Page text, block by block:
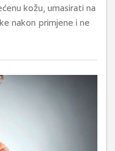
kožu, umasirati na
nakon primjene i ne